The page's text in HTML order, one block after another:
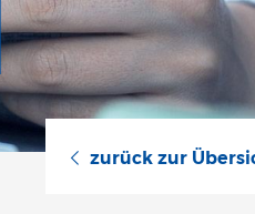
zurück zur